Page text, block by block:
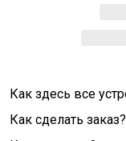
Как здесь все
Как сделать заказ?